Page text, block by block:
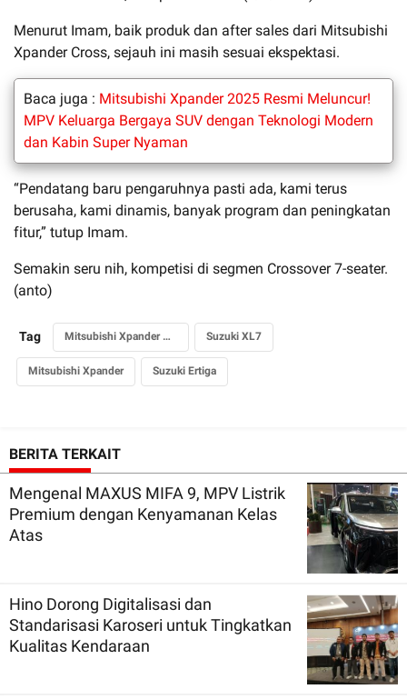
Menurut Imam, baik produk dan after sales dari Mitsubishi
Xpander Cross, sejauh ini masih sesuai ekspektasi.
Baca juga : Mitsubishi Xpander 2025 Resmi Meluncur!
MPV Keluarga Bergaya SUV dengan Teknologi Modern
dan Kabin Super Nyaman
“Pendatang baru pengaruhnya pasti ada, kami terus
berusaha, kami dinamis, banyak program dan peningkatan
fitur,” tutup Imam.
Semakin seru nih, kompetisi di segmen Crossover 7-seater.
(anto)
Tag Mitsubishi Xpander Cross Suzuki XL7
Mitsubishi Xpander Suzuki Ertiga
BERITA TERKAIT
Mengenal MAXUS MIFA 9, MPV Listrik
Premium dengan Kenyamanan Kelas
Atas
Hino Dorong Digitalisasi dan
Standarisasi Karoseri untuk Tingkatkan
Kualitas Kendaraan